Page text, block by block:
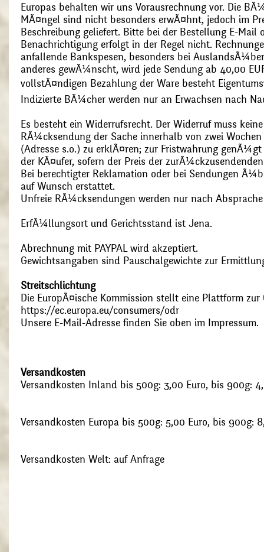
Europas behalten wir uns Vorausrechnung vor. Die
MÃ¤ngel sind nicht besonders erwÃ¤hnt, jedoch im
Beschreibung geliefert. Bitte bei der Bestellung E-Mail
Benachrichtigung erfolgt in der Regel nicht.
anfallende Bankspesen, besonders bei
anderes gewÃ¼nscht, wird jede Sendung ab 40,00
vollstÃ¤ndigen Bezahlung der Ware besteht
Indizierte BÃ¼cher werden nur an Erwachsen nach
Es besteht ein Widerrufsrecht. Der Widerruf muss
RÃ¼cksendung der Sache innerhalb von zwei
(Adresse s.o.) zu erklÃ¤ren; zur Fristwahrung
der KÃ¤ufer, sofern der Preis der
Bei berechtigter Reklamation oder bei Sendungen
auf Wunsch erstattet.
Unfreie RÃ¼cksendungen werden nur nach
ErfÃ¼llungsort und Gerichtsstand ist Jena.
Abrechnung mit PAYPAL wird akzeptiert.
Gewichtsangaben sind Pauschalgewichte zur
Streitschlichtung
Die EuropÃ¤ische Kommission stellt eine Plattform
https://ec.europa.eu/consumers/odr
Unsere E-Mail-Adresse finden Sie oben im Impressum.
Versandkosten
Versandkosten Inland bis 500g: 3,00 Euro, bis 900g:
Versandkosten Europa bis 500g: 5,00 Euro, bis 900g:
Versandkosten Welt: auf Anfrage